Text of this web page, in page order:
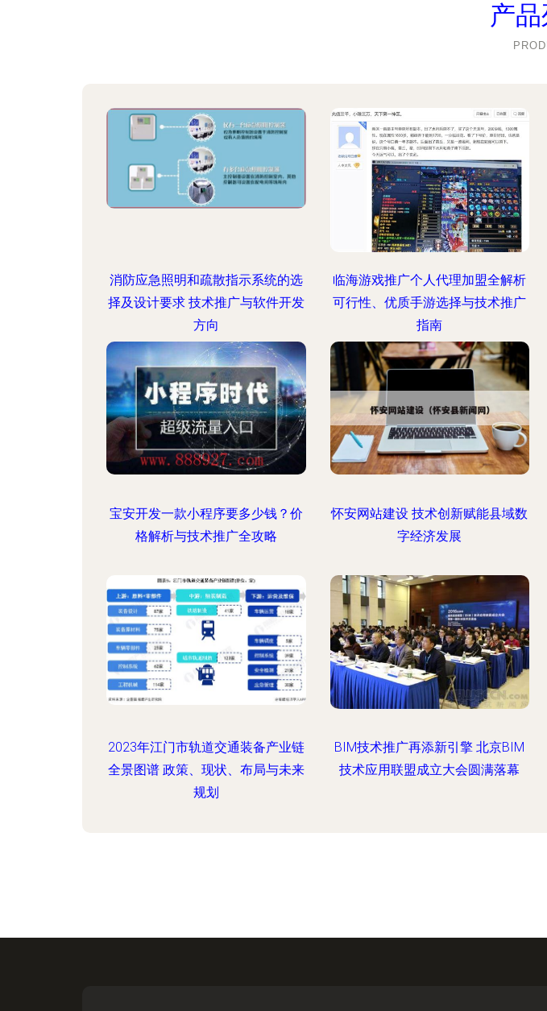
产
消防应急照明和疏散指示系统的选
择及设计要求 技术推广与软件开发
方向
临海游戏推广个人代理加盟全解析
可行性、优质手游选择与技术推广
指南
宝安开发一款小程序要多少钱？价
格解析与技术推广全攻略
怀安网站建设 技术创新赋能县域数
字经济发展
2023年江门市轨道交通装备产业链
全景图谱 政策、现状、布局与未来
规划
BIM技术推广再添新引擎 北京BIM
技术应用联盟成立大会圆满落幕